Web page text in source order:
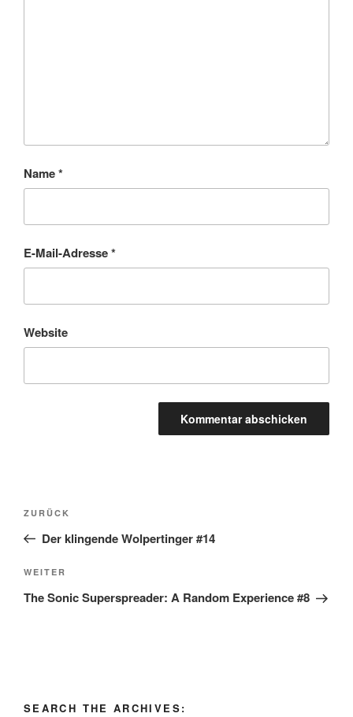
Name*
E-Mail-Adresse*
Website
Beitragsnavigation
Vorheriger
Beitrag
ZURÜCK
Der klingende Wolpertinger #14
Nächster
Beitrag
WEITER
The Sonic Superspreader: A Random Experience #8
SEARCH THE ARCHIVES: